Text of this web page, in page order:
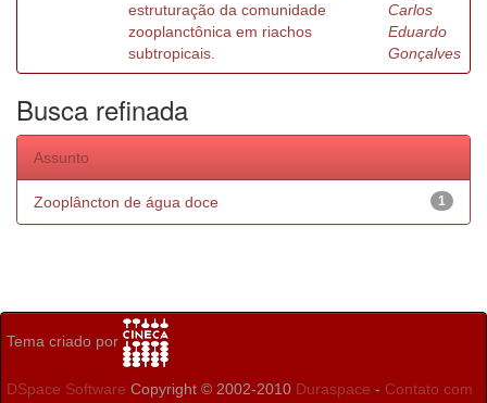
estruturação da comunidade
zooplanctônica em riachos
subtropicais.
Carlos
Eduardo
Gonçalves
Busca refinada
Assunto
1
Zooplâncton de água doce
Tema criado por
DSpace Software Copyright © 2002-2010 Duraspace - Contato com